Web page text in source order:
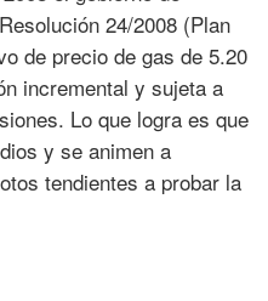
24/2008 (Plan
de precio de gas de 5.20
incremental y sujeta a
Lo que logra es que
y se animen a
tendientes a probar la